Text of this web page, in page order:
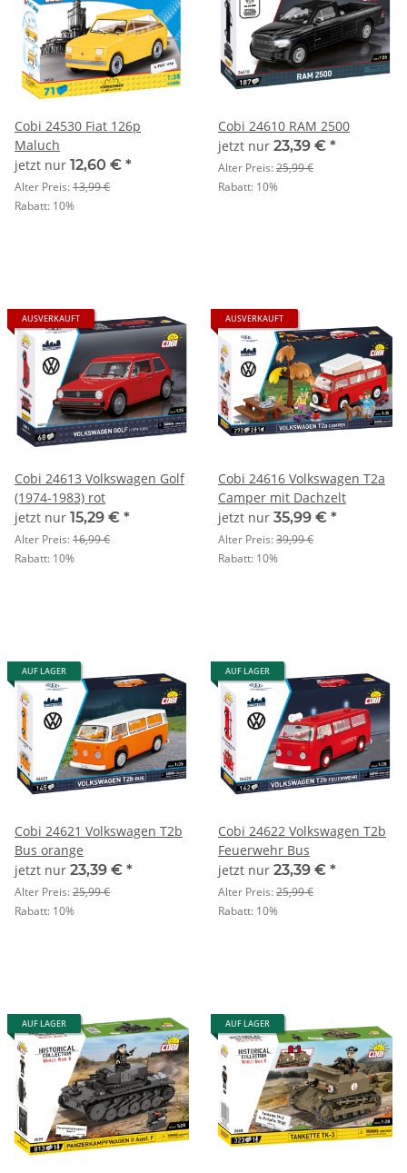
Cobi 24530 Fiat 126p
Maluch
jetzt nur 12,60 € *
Alter Preis:13,99 €
Rabatt: 10%
Cobi 24610 RAM 2500
jetzt nur 23,39 € *
Alter Preis:25,99 €
Rabatt: 10%
AUSVERKAUFT
Cobi 24613 Volkswagen Golf
(1974-1983) rot
jetzt nur 15,29 € *
Alter Preis:16,99 €
Rabatt: 10%
AUSVERKAUFT
Cobi 24616 Volkswagen T2a
Camper mit Dachzelt
jetzt nur 35,99 € *
Alter Preis:39,99 €
Rabatt: 10%
AUF LAGER
Cobi 24621 Volkswagen T2b
Bus orange
jetzt nur 23,39 € *
Alter Preis:25,99 €
Rabatt: 10%
AUF LAGER
Cobi 24622 Volkswagen T2b
Feuerwehr Bus
jetzt nur 23,39 € *
Alter Preis:25,99 €
Rabatt: 10%
AUF LAGER AUF LAGER